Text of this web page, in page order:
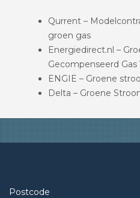
Qurrent –
groen gas
Energiedirect.nl –
Gecompenseerd Gas
ENGIE – Groene
Delta – Groene
Postcode